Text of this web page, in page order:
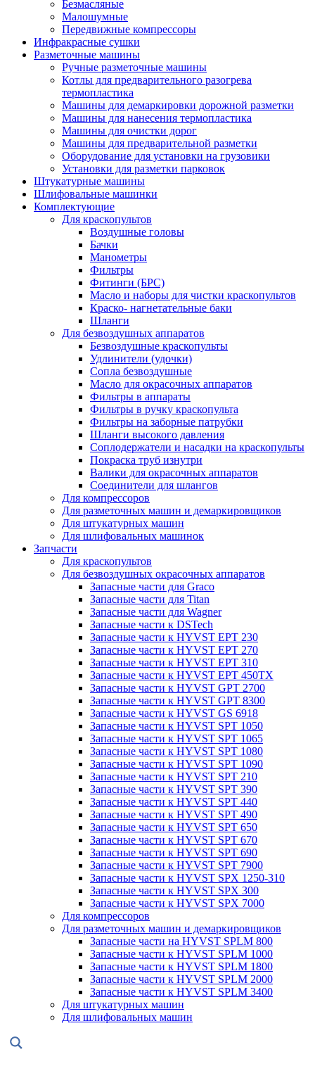
Безмасляные
Малошумные
Передвижные компрессоры
Инфракрасные сушки
Разметочные машины
Ручные разметочные машины
Котлы для предварительного разогрева
термопластика
Машины для демаркировки дорожной разметки
Машины для нанесения термопластика
Машины для очистки дорог
Машины для предварительной разметки
Оборудование для установки на грузовики
Установки для разметки парковок
Штукатурные машины
Шлифовальные машинки
Комплектующие
Для краскопультов
Воздушные головы
Бачки
Манометры
Фильтры
Фитинги (БРС)
Масло и наборы для чистки краскопультов
Краско- нагнетательные баки
Шланги
Для безвоздушных аппаратов
Безвоздушные краскопульты
Удлинители (удочки)
Сопла безвоздушные
Масло для окрасочных аппаратов
Фильтры в аппараты
Фильтры в ручку краскопульта
Фильтры на заборные патрубки
Шланги высокого давления
Соплодержатели и насадки на краскопульты
Покраска труб изнутри
Валики для окрасочных аппаратов
Соединители для шлангов
Для компрессоров
Для разметочных машин и демаркировщиков
Для штукатурных машин
Для шлифовальных машинок
Запчасти
Для краскопультов
Для безвоздушных окрасочных аппаратов
Запасные части для Graco
Запасные части для Titan
Запасные части для Wagner
Запасные части к DSTech
Запасные части к HYVST EPT 230
Запасные части к HYVST EPT 270
Запасные части к HYVST EPT 310
Запасные части к HYVST EPT 450TX
Запасные части к HYVST GPT 2700
Запасные части к HYVST GPT 8300
Запасные части к HYVST GS 6918
Запасные части к HYVST SPT 1050
Запасные части к HYVST SPT 1065
Запасные части к HYVST SPT 1080
Запасные части к HYVST SPT 1090
Запасные части к HYVST SPT 210
Запасные части к HYVST SPT 390
Запасные части к HYVST SPT 440
Запасные части к HYVST SPT 490
Запасные части к HYVST SPT 650
Запасные части к HYVST SPT 670
Запасные части к HYVST SPT 690
Запасные части к HYVST SPT 7900
Запасные части к HYVST SPX 1250-310
Запасные части к HYVST SPX 300
Запасные части к HYVST SPX 7000
Для компрессоров
Для разметочных машин и демаркировщиков
Запасные части на HYVST SPLM 800
Запасные части к HYVST SPLM 1000
Запасные части к HYVST SPLM 1800
Запасные части к HYVST SPLM 2000
Запасные части к HYVST SPLM 3400
Для штукатурных машин
Для шлифовальных машин